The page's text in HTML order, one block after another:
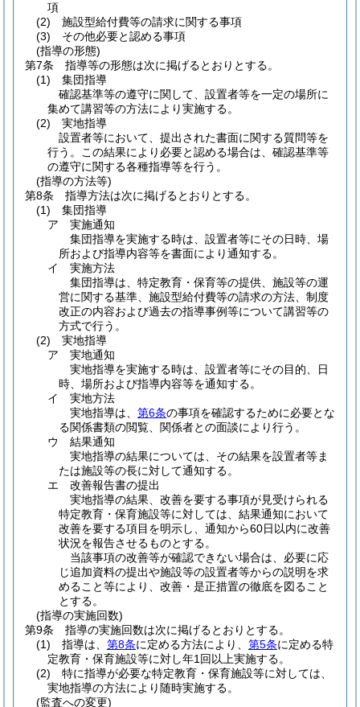
項
(2)
施設型給付費等の請求に関する事項
(3)
その他必要と認める事項
(指導の形態)
第7条
指導等の形態は次に掲げるとおりとする。
(1)
集団指導
確認基準等の遵守に関して、設置者等を一定の場所に
集めて講習等の方法により実施する。
(2)
実地指導
設置者等において、提出された書面に関する質問等を
行う。この結果により必要と認める場合は、確認基準等
の遵守に関する各種指導等を行う。
(指導の方法等)
第8条
指導方法は次に掲げるとおりとする。
(1)
集団指導
ア
実施通知
集団指導を実施する時は、設置者等にその日時、場
所および指導内容等を書面により通知する。
イ
実施方法
集団指導は、特定教育・保育等の提供、施設等の運
営に関する基準、施設型給付費等の請求の方法、制度
改正の内容および過去の指導事例等について講習等の
方式で行う。
(2)
実地指導
ア
実地通知
実地指導を実施する時は、設置者等にその目的、日
時、場所および指導内容等を通知する。
イ
実地方法
実地指導は、 第6条の事項を確認するために必要とな
る関係書類の閲覧、関係者との面談により行う。
ウ
結果通知
実地指導の結果については、その結果を設置者等ま
たは施設等の長に対して通知する。
エ
改善報告書の提出
実地指導の結果、改善を要する事項が見受けられる
特定教育・保育施設等に対しては、結果通知において
改善を要する項目を明示し、通知から60日以内に改善
状況を報告させるものとする。
当該事項の改善等が確認できない場合は、必要に応
じ追加資料の提出や施設等の設置者等からの説明を求
めること等により、改善・是正措置の徹底を図ること
とする。
(指導の実施回数)
第9条
指導の実施回数は次に掲げるとおりとする。
(1)
指導は、 第8条に定める方法により、 第5条に定める特
定教育・保育施設等に対し年1回以上実施する。
(2)
特に指導が必要な特定教育・保育施設等に対しては、
実地指導の方法により随時実施する。
(監査への変更)